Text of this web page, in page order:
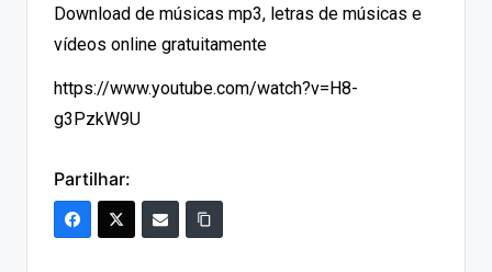
Download de músicas mp3, letras de músicas e
vídeos online gratuitamente
https://www.youtube.com/watch?v=H8-
g3PzkW9U
Partilhar: